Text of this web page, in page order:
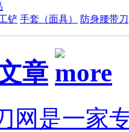
铲 手套（面具） 防身腰带刀
章
网是一家